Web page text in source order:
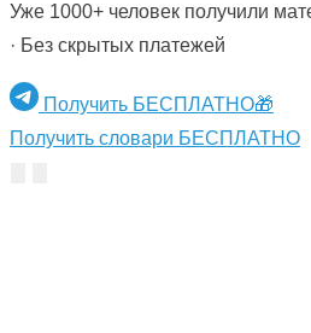
Уже 1000+ человек получили
· Без скрытых платежей
Получить БЕСПЛАТНО🎁
Получить словари БЕСПЛАТНО